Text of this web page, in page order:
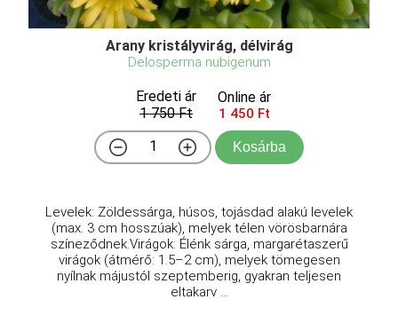
Arany kristályvirág, délvirág
Delosperma nubigenum
Eredeti ár
1 750 Ft
Online ár
1 450 Ft
Kosárba
Levelek: Zöldessárga, húsos, tojásdad alakú levelek
(max. 3 cm hosszúak), melyek télen vörösbarnára
színeződnek.Virágok: Élénk sárga, margarétaszerű
virágok (átmérő: 1.5–2 cm), melyek tömegesen
nyílnak májustól szeptemberig, gyakran teljesen
eltakarv ...